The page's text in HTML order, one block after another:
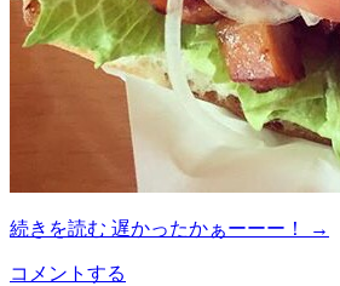
続きを読む 遅かったかぁーーー！ →
コメントする